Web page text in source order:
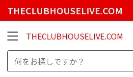
THECLUBHOUSELIVE.COM
THECLUBHOUSELIVE.COM